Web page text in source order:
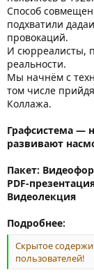
Способ
подхватили
провокаций.
И сюрреалисты,
реальности.
Мы начнём с
том числе
Коллажа.
Графсистема —
развивают
Пакет:
PDF-
Видеолекция
Подробнее:
Скрытое
пользователей!